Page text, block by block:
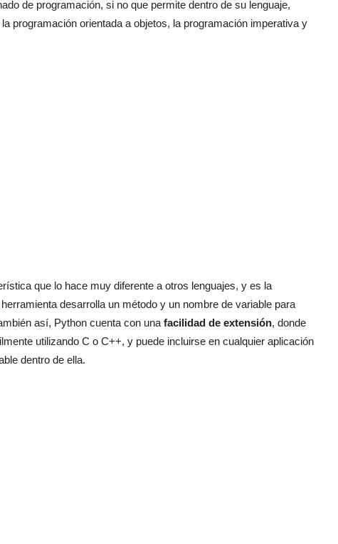
de programación, si no que permite dentro de su lenguaje,
programación orientada a objetos, la programación imperativa y
que lo hace muy diferente a otros lenguajes, y es la
desarrolla un método y un nombre de variable para
así, Python cuenta con unafacilidad de extensión, donde
utilizando C o C++, y puede incluirse en cualquier aplicación
dentro de ella.